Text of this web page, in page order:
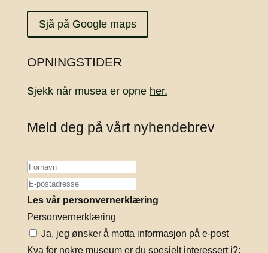
Sjå på Google maps
OPNINGSTIDER
Sjekk når musea er opne her.
Meld deg på vårt nyhendebrev
Les vår personvernerklæring
Personvernerklæring
Ja, jeg ønsker å motta informasjon på e-post
Kva for nokre museum er du spesielt interessert i?: